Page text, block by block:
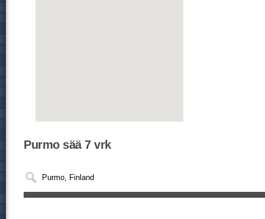
Purmo sää 7 vrk